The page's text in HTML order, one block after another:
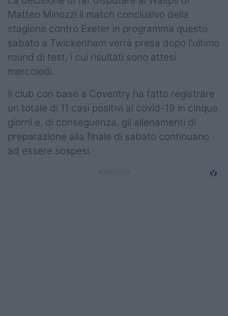
Podcast
Shop
Matteo Minozzi il match conclusivo della
stagione contro Exeter in programma questo
sabato a Twickenham verrà presa dopo l'ultimo
round di test, i cui risultati sono attesi
mercoledì.
Il club con base a Coventry ha fatto registrare
un totale di 11 casi positivi al covid-19 in ​​cinque
giorni e, di conseguenza, gli allenamenti di
preparazione alla finale di sabato continuano
ad essere sospesi.